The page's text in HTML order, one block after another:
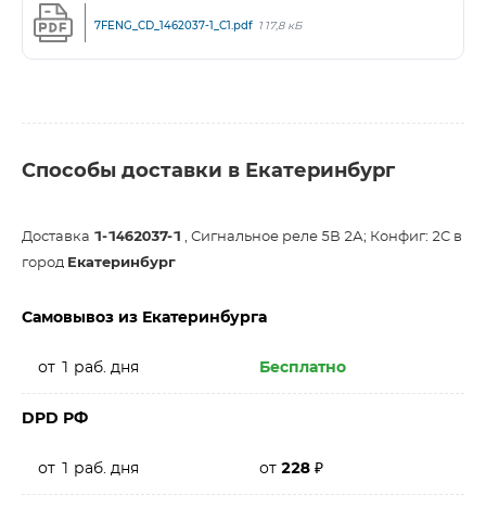
7FENG_CD_1462037-1_C1.pdf 117,8 кБ
Способы доставки в Екатеринбург
Доставка 1-1462037-1 , Сигнальное реле 5В 2А; Конфиг: 2C в
город Екатеринбург
Самовывоз из Екатеринбурга
от 1 раб. дня Бесплатно
DPD РФ
от 1 раб. дня от 228 ₽